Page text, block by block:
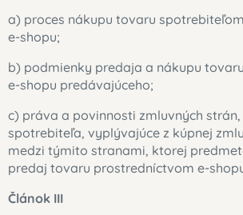
a) proces nákupu tovaru
e-shopu;
b) podmienky predaja a nákupu
e-shopu predávajúceho;
c) práva a povinnosti zmluvných
spotrebiteľa, vyplývajúce z kúpnej
medzi týmito stranami, ktorej
predaj tovaru prostredníctvom e-
Článok III